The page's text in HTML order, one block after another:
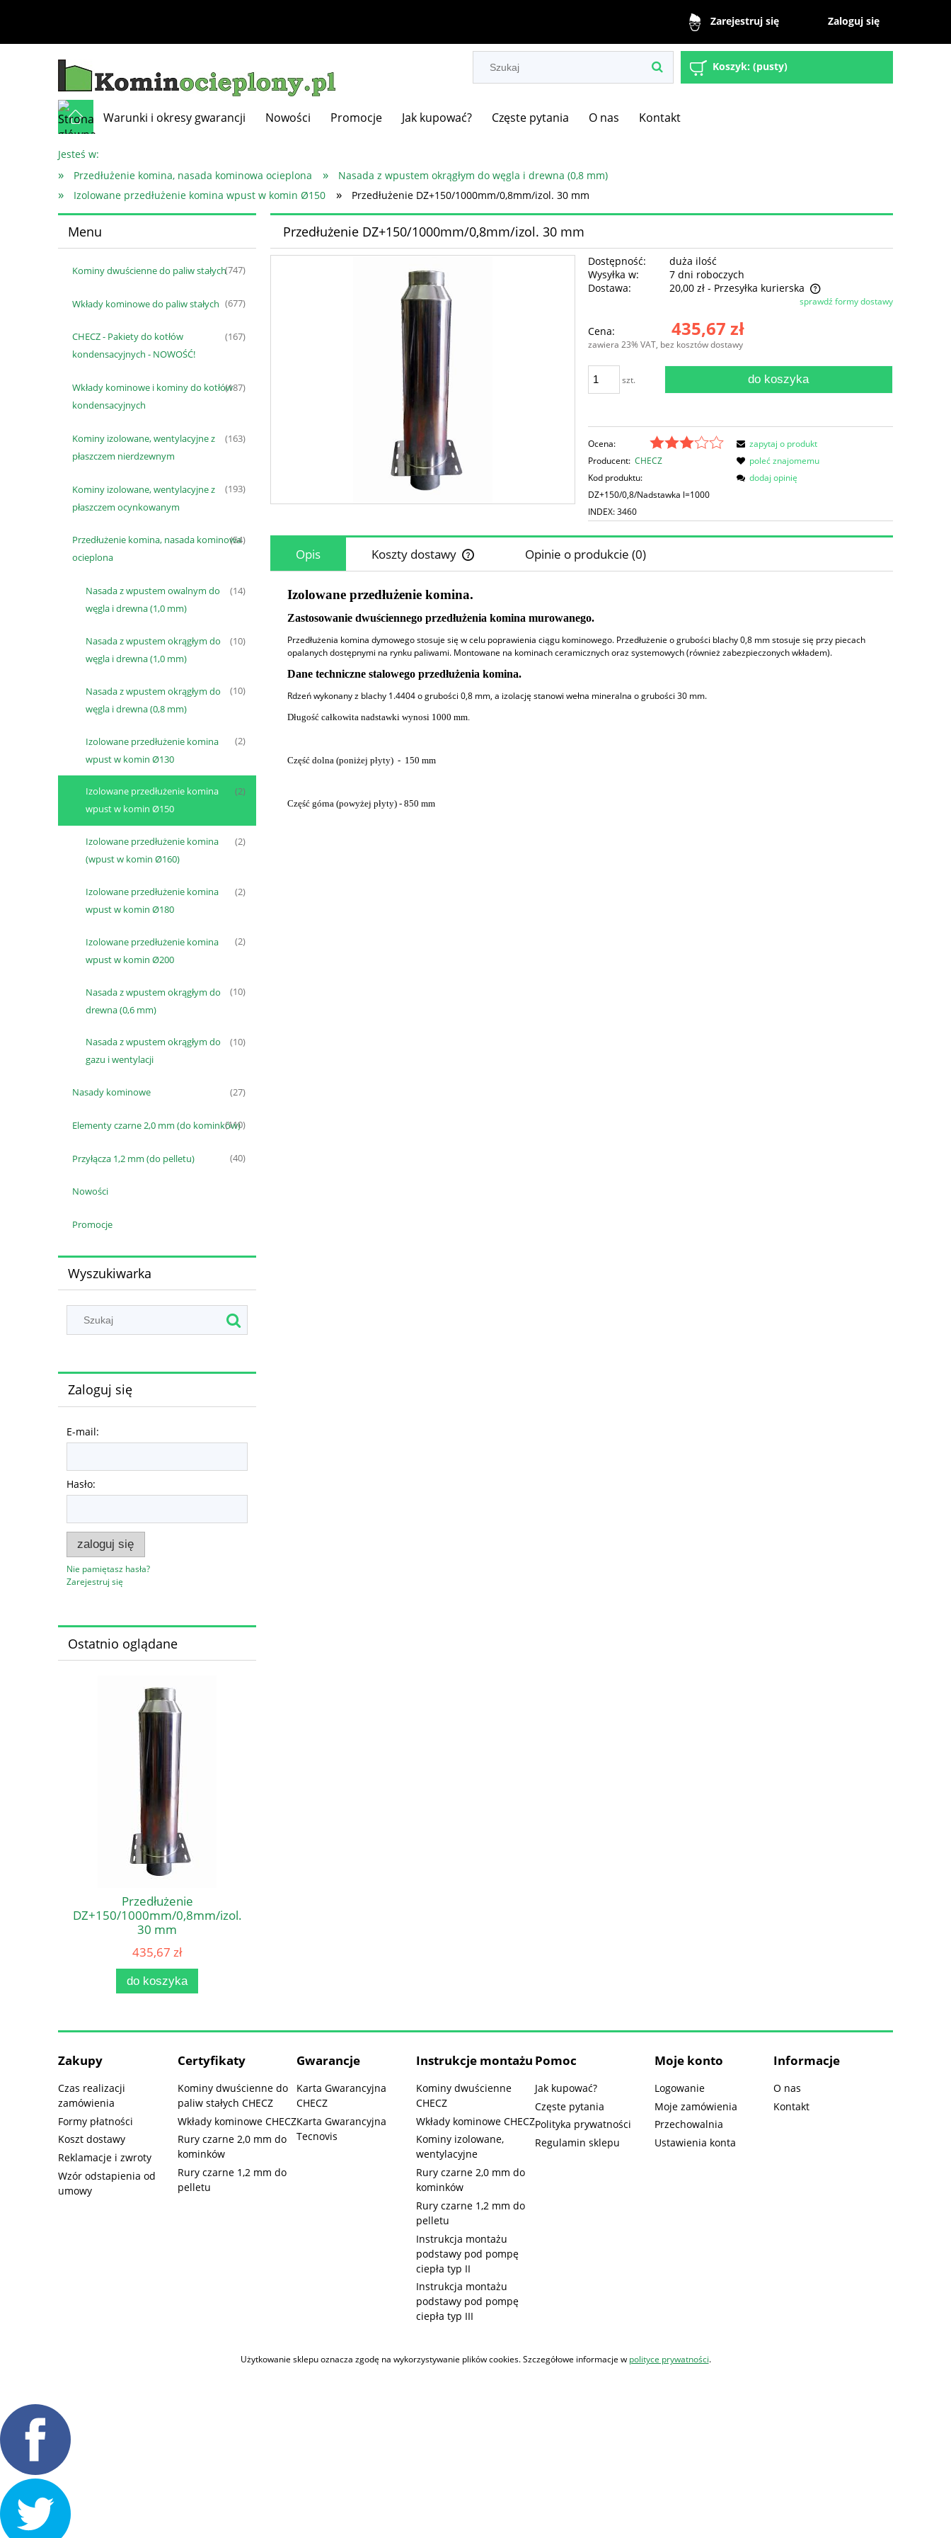
Zarejestruj się Zaloguj się
Koszyk: (pusty)
Warunki i okresy gwarancji Nowości Promocje Jak kupować? Częste pytania O nas Kontakt
Jesteś w:
» Przedłużenie komina, nasada kominowa ocieplona » Nasada z wpustem okrągłym do węgla i drewna (0,8 mm)
» Izolowane przedłużenie komina wpust w komin Ø150 » Przedłużenie DZ+150/1000mm/0,8mm/izol. 30 mm
Menu
Kominy dwuścienne do paliw stałych(747)
Wkłady kominowe do paliw stałych (677)
CHECZ - Pakiety do kotłów
kondensacyjnych - NOWOŚĆ!
(167)
Wkłady kominowe i kominy do kotłów
kondensacyjnych
(187)
Kominy izolowane, wentylacyjne z
płaszczem nierdzewnym
(163)
Kominy izolowane, wentylacyjne z
płaszczem ocynkowanym
(193)
Przedłużenie komina, nasada kominowa
ocieplona
(54)
Nasada z wpustem owalnym do
węgla i drewna (1,0 mm)
(14)
Nasada z wpustem okrągłym do
węgla i drewna (1,0 mm)
(10)
Nasada z wpustem okrągłym do
węgla i drewna (0,8 mm)
(10)
Izolowane przedłużenie komina
wpust w komin Ø130
(2)
Izolowane przedłużenie komina
wpust w komin Ø150
(2)
Izolowane przedłużenie komina
(wpust w komin Ø160)
(2)
Izolowane przedłużenie komina
wpust w komin Ø180
(2)
Izolowane przedłużenie komina
wpust w komin Ø200
(2)
Nasada z wpustem okrągłym do
drewna (0,6 mm)
(10)
Nasada z wpustem okrągłym do
gazu i wentylacji
(10)
Nasady kominowe (27)
Elementy czarne 2,0 mm (do kominków)
(110)
Przyłącza 1,2 mm (do pelletu) (40)
Nowości
Promocje
Wyszukiwarka
Zaloguj się
E-mail:
Hasło:
zaloguj się
Nie pamiętasz hasła?
Zarejestruj się
Ostatnio oglądane
Przedłużenie
DZ+150/1000mm/0,8mm/izol.
30 mm
435,67 zł
do koszyka
Przedłużenie DZ+150/1000mm/0,8mm/izol. 30 mm
Dostępność:
duża ilość
Wysyłka w:
7 dni roboczych
Dostawa:
20,00 zł - Przesyłka kurierska
Cena nie zawiera ewentualnych kosztów
sprawdź formy dostawy
Cena: 435,67 zł
zawiera 23% VAT, bez kosztów dostawy
szt. do koszyka
Ocena:
Producent: CHECZ
Kod produktu:
DZ+150/0,8/Nadstawka l=1000
INDEX: 3460
zapytaj o produkt
poleć znajomemu
dodaj opinię
Opis Koszty dostawy Opinie o produkcie (0)
Izolowane przedłużenie komina.
Zastosowanie dwuściennego przedłużenia komina murowanego.
Przedłużenia komina dymowego stosuje się w celu poprawienia ciągu kominowego. Przedłużenie o grubości blachy 0,8 mm stosuje się przy piecach
opalanych dostępnymi na rynku paliwami. Montowane na kominach ceramicznych oraz systemowych (również zabezpieczonych wkładem).
Dane techniczne stalowego przedłużenia komina.
Rdzeń wykonany z blachy 1.4404 o grubości 0,8 mm, a izolację stanowi wełna mineralna o grubości 30 mm.
Długość całkowita nadstawki wynosi 1000 mm.
Część dolna (poniżej płyty) - 150 mm
Część górna (powyżej płyty) - 850 mm
Zakupy
Czas realizacji
zamówienia
Formy płatności
Koszt dostawy
Reklamacje i zwroty
Wzór odstapienia od
umowy
Certyfikaty
Kominy dwuścienne do
paliw stałych CHECZ
Wkłady kominowe CHECZ
Rury czarne 2,0 mm do
kominków
Rury czarne 1,2 mm do
pelletu
Gwarancje
Karta Gwarancyjna
CHECZ
Karta Gwarancyjna
Tecnovis
Instrukcje montażu
Kominy dwuścienne
CHECZ
Wkłady kominowe CHECZ
Kominy izolowane,
wentylacyjne
Rury czarne 2,0 mm do
kominków
Rury czarne 1,2 mm do
pelletu
Instrukcja montażu
podstawy pod pompę
ciepła typ II
Instrukcja montażu
podstawy pod pompę
ciepła typ III
Pomoc
Jak kupować?
Częste pytania
Polityka prywatności
Regulamin sklepu
Moje konto
Logowanie
Moje zamówienia
Przechowalnia
Ustawienia konta
Informacje
O nas
Kontakt
Użytkowanie sklepu oznacza zgodę na wykorzystywanie plików cookies. Szczegółowe informacje w polityce prywatności.